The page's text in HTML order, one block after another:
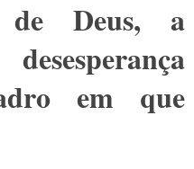
de Deus, a
em que